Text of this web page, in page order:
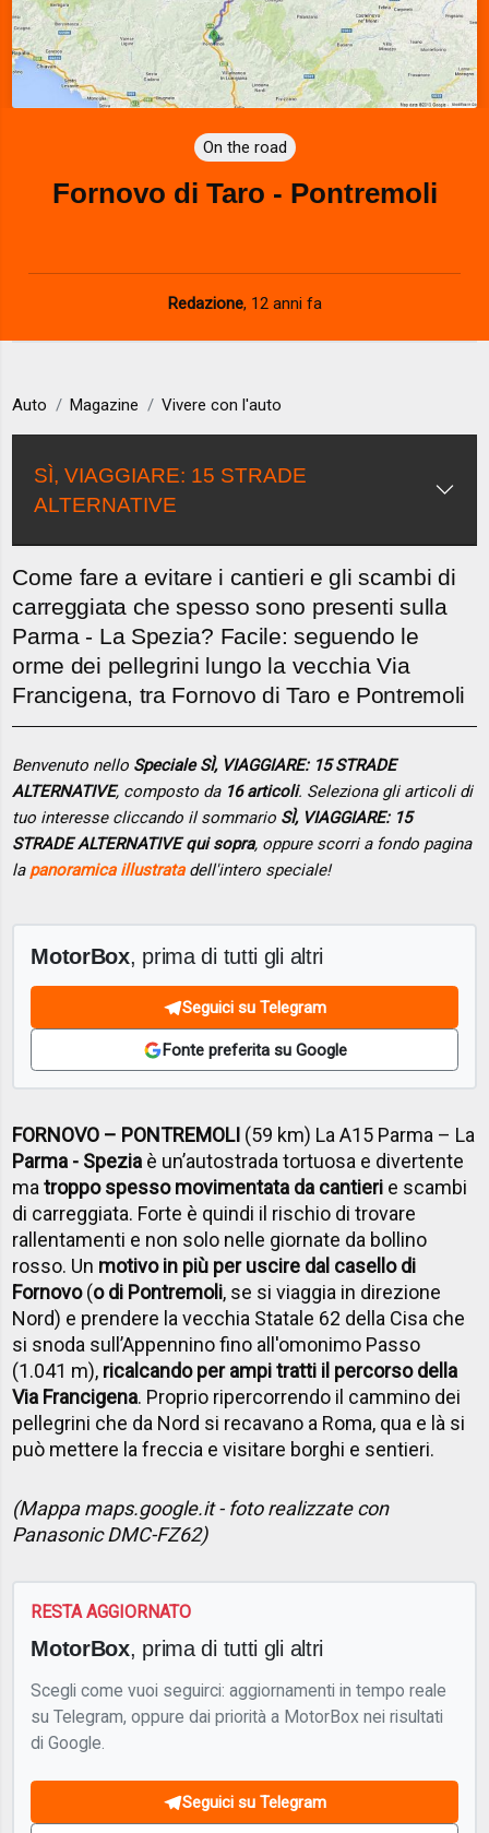
On the road
Fornovo di Taro - Pontremoli
Redazione, 12 anni fa
Auto Magazine Vivere con l'auto
SÌ, VIAGGIARE: 15 STRADE
ALTERNATIVE
Come fare a evitare i cantieri e gli scambi di
carreggiata che spesso sono presenti sulla
Parma - La Spezia? Facile: seguendo le
orme dei pellegrini lungo la vecchia Via
Francigena, tra Fornovo di Taro e Pontremoli
Benvenuto nello Speciale SÌ, VIAGGIARE: 15 STRADE
ALTERNATIVE, composto da 16 articoli. Seleziona gli articoli di
tuo interesse cliccando il sommario SÌ, VIAGGIARE: 15
STRADE ALTERNATIVE qui sopra, oppure scorri a fondo pagina
la panoramica illustratadell'intero speciale!
MotorBox, prima di tutti gli altri
Seguici su Telegram
Fonte preferita su Google
FORNOVO – PONTREMOLI (59 km) La A15 Parma – La
Parma - Spezia è un’autostrada tortuosa e divertente
matroppo spesso movimentata da cantieri e scambi
di carreggiata. Forte è quindi il rischio di trovare
rallentamenti e non solo nelle giornate da bollino
rosso. Un motivo in più per uscire dal casello di
Fornovo(o di Pontremoli, se si viaggia in direzione
Nord) e prendere la vecchia Statale 62 della Cisa che
si snoda sull’Appennino fino all'omonimo Passo
(1.041 m), ricalcando per ampi tratti il percorso della
Via Francigena. Proprio ripercorrendo il cammino dei
pellegrini che da Nord si recavano a Roma, qua e là si
può mettere la freccia e visitare borghi e sentieri.
(Mappa maps.google.it - foto realizzate con
Panasonic DMC-FZ62)
RESTA AGGIORNATO
MotorBox, prima di tutti gli altri
Scegli come vuoi seguirci: aggiornamenti in tempo reale
su Telegram, oppure dai priorità a MotorBox nei risultati
di Google.
Seguici su Telegram